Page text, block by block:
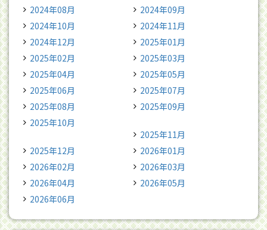
2024年08月
2024年09月
2024年10月
2024年11月
2024年12月
2025年01月
2025年02月
2025年03月
2025年04月
2025年05月
2025年06月
2025年07月
2025年08月
2025年09月
2025年10月
2025年11月
2025年12月
2026年01月
2026年02月
2026年03月
2026年04月
2026年05月
2026年06月